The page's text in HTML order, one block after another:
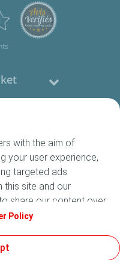
de Vente
with the aim of
your user experience,
targeted ads
site and our
share our content over
legislation,
settings at any time
Policy